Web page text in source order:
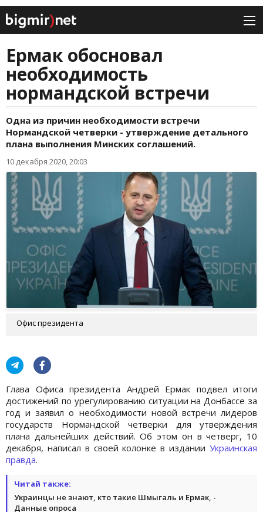
Ермак обосновал
необходимость
нормандской встречи
Одна из причин необходимости встречи
Нормандской четверки - утверждение детального
плана выполнения Минских соглашений.
10 декабря 2020, 20:03
Офис президента
Глава Офиса президента Андрей Ермак подвел итоги
достижений по урегулированию ситуации на Донбассе за
год и заявил о необходимости новой встречи лидеров
государств Нормандской четверки для утверждения
плана дальнейших действий. Об этом он в четверг, 10
декабря, написал в своей колонке в издании Украинская
правда.
Читай также:
Украинцы не знают, кто такие Шмыгаль и Ермак, -
Данные опроса